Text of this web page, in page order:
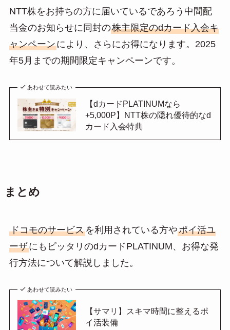
NTT株をお持ちの方に届いているであろう中間配
当金のお知らせに同封の株主限定のdカード入会キ
ャンペーンにより、さらにお得になります。2025
年5月までの期間限定キャンペーンです。
あわせて読みたい
【dカードPLATINUMなら
+5,000P】NTT株の隠れ優待的なd
カード入会特典
まとめ
ドコモのサービスを利用されている方やポイ活ユ
ーザにもピッタリのdカードPLATINUM、お得な発
行方法について解説しました。
あわせて読みたい
【サマリ】スキマ時間に整えるポ
イ活装備